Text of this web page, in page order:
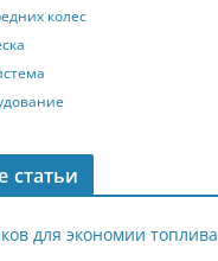
колес
статьи
для экономии топлива